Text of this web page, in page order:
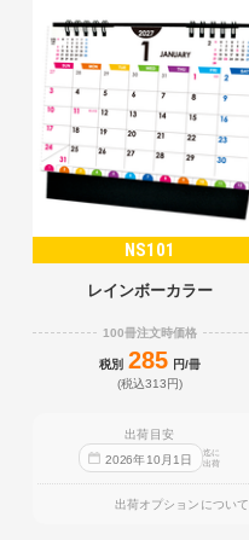
NS101
レインボーカラー
100冊注文時価格
税別 285 円/冊
(税込313円)
出荷目安
2026年10 月 1 日
迄に
出荷
出荷オプションについて